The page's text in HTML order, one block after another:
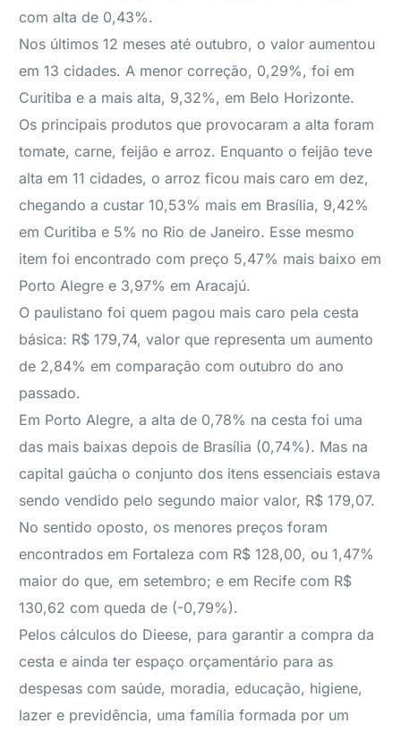
com alta de 0,43%.
Nos últimos 12 meses até outubro, o valor aumentou
em 13 cidades. A menor correção, 0,29%, foi em
Curitiba e a mais alta, 9,32%, em Belo Horizonte.
Os principais produtos que provocaram a alta foram
tomate, carne, feijão e arroz. Enquanto o feijão teve
alta em 11 cidades, o arroz ficou mais caro em dez,
chegando a custar 10,53% mais em Brasília, 9,42%
em Curitiba e 5% no Rio de Janeiro. Esse mesmo
item foi encontrado com preço 5,47% mais baixo em
Porto Alegre e 3,97% em Aracajú.
O paulistano foi quem pagou mais caro pela cesta
básica: R$ 179,74, valor que representa um aumento
de 2,84% em comparação com outubro do ano
passado.
Em Porto Alegre, a alta de 0,78% na cesta foi uma
das mais baixas depois de Brasília (0,74%). Mas na
capital gaúcha o conjunto dos itens essenciais estava
sendo vendido pelo segundo maior valor, R$ 179,07.
No sentido oposto, os menores preços foram
encontrados em Fortaleza com R$ 128,00, ou 1,47%
maior do que, em setembro; e em Recife com R$
130,62 com queda de (-0,79%).
Pelos cálculos do Dieese, para garantir a compra da
cesta e ainda ter espaço orçamentário para as
despesas com saúde, moradia, educação, higiene,
lazer e previdência, uma família formada por um